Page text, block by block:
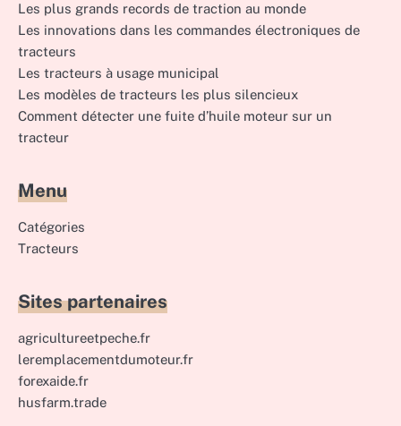
Les plus grands records de traction au monde
Les innovations dans les commandes électroniques de
tracteurs
Les tracteurs à usage municipal
Les modèles de tracteurs les plus silencieux
Comment détecter une fuite d’huile moteur sur un
tracteur
Menu
Catégories
Tracteurs
Sites partenaires
agricultureetpeche.fr
leremplacementdumoteur.fr
forexaide.fr
husfarm.trade